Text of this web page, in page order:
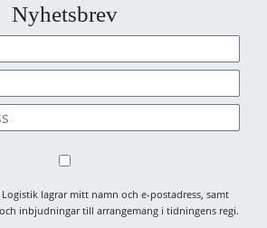
Nyhetsbrev
Logistik lagrar mitt namn och e-postadress, samt
inbjudningar till arrangemang i tidningens regi.